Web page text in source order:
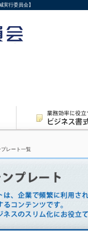
行委員会】
レート一覧